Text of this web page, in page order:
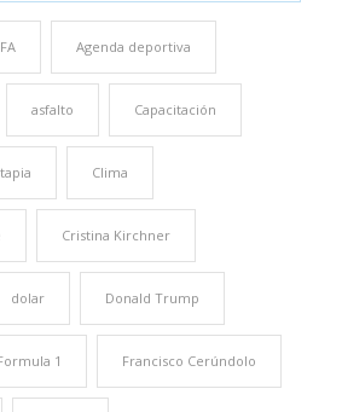
Agenda deportiva
asfalto Capacitación
Clima
Cristina Kirchner
dolar Donald Trump
1 Francisco Cerúndolo